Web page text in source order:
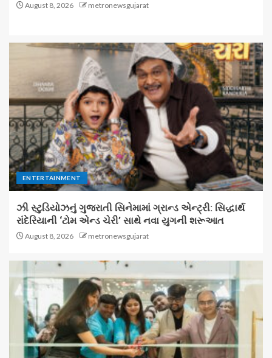
August 8, 2026 metronewsgujarat
ENTERTAINMENT
ઝી સ્ટુડિયોઝનું ગુજરાતી સિનેમામાં ગ્રાન્ડ એન્ટ્રી: સિદ્ધાર્થ
રાંદેરિયાની ‘ટોમ એન્ડ ચેરી’ સાથે નવા યુગની શરૂઆત
August 8, 2026 metronewsgujarat